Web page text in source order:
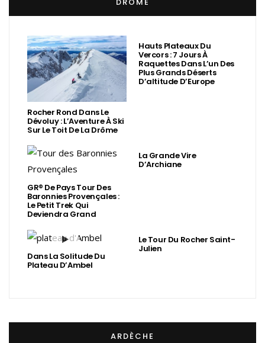
Rocher Rond Dans Le
Dévoluy : L’Aventure À Ski
Sur Le Toit De La Drôme
Hauts Plateaux Du
Vercors : 7 Jours À
Raquettes Dans L’un Des
Plus Grands Déserts
D’altitude D’Europe
GR® De Pays Tour Des
Baronnies Provençales :
Le Petit Trek Qui
Deviendra Grand
La Grande Vire
D’Archiane
Dans La Solitude Du
Plateau D’Ambel
Le Tour Du Rocher Saint-
Julien
ARDÈCHE